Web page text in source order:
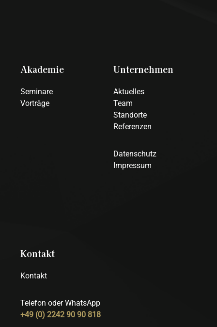
Akademie
Seminare
Vorträge
Unternehmen
Aktuelles
Team
Standorte
Referenzen
Datenschutz
Impressum
Kontakt
Kontakt
Telefon oder WhatsApp
+49 (0) 2242 90 90 818